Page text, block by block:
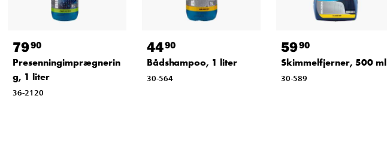
7990
Presenningimprægnerin
g, 1 liter
36-2120
4490
Bådshampoo, 1 liter
30-564
5990
Skimmelfjerner, 500 ml
30-589